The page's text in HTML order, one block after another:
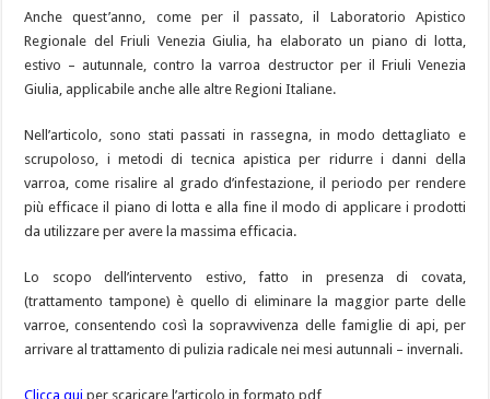
Anche quest’anno, come per il passato, il Laboratorio Apistico
Regionale del Friuli Venezia Giulia, ha elaborato un piano di lotta,
estivo – autunnale, contro la varroa destructor per il Friuli Venezia
Giulia, applicabile anche alle altre Regioni Italiane.
Nell’articolo, sono stati passati in rassegna, in modo dettagliato e
scrupoloso, i metodi di tecnica apistica per ridurre i danni della
varroa, come risalire al grado d’infestazione, il periodo per rendere
più efficace il piano di lotta e alla fine il modo di applicare i prodotti
da utilizzare per avere la massima efficacia.
Lo scopo dell’intervento estivo, fatto in presenza di covata,
(trattamento tampone) è quello di eliminare la maggior parte delle
varroe, consentendo così la sopravvivenza delle famiglie di api, per
arrivare al trattamento di pulizia radicale nei mesi autunnali – invernali.
Clicca qui per scaricare l’articolo in formato pdf